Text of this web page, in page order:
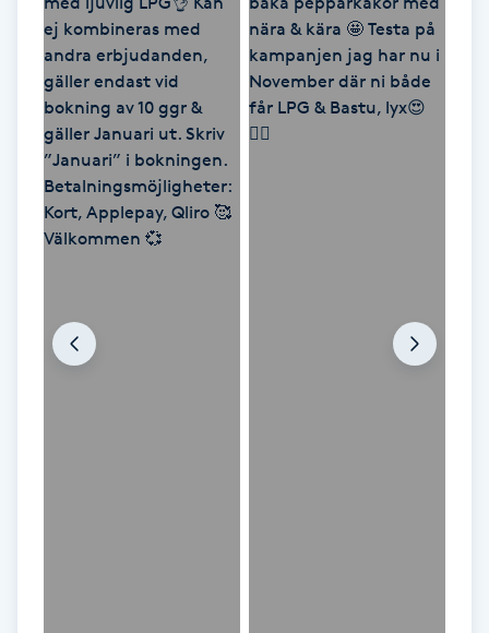
HIFU
Hollywood Peel
Hot Stone Massage
Hot yoga
Huduppstramning